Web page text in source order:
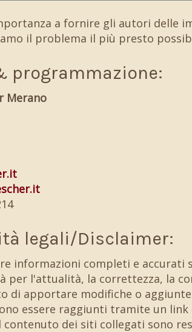
a fornire gli autori delle
il problema il più presto
programmazione:
Merano
legali/Disclaimer:
informazioni completi e accurati
per l'attualità, la correttezza, la
di apportare modifiche o
essere raggiunti tramite un
contenuto dei siti collegati sono